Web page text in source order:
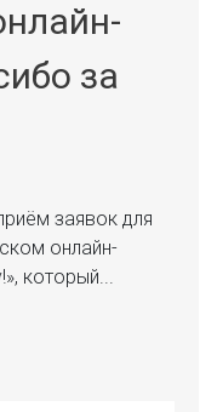
за
заявок для
онлайн-
который...